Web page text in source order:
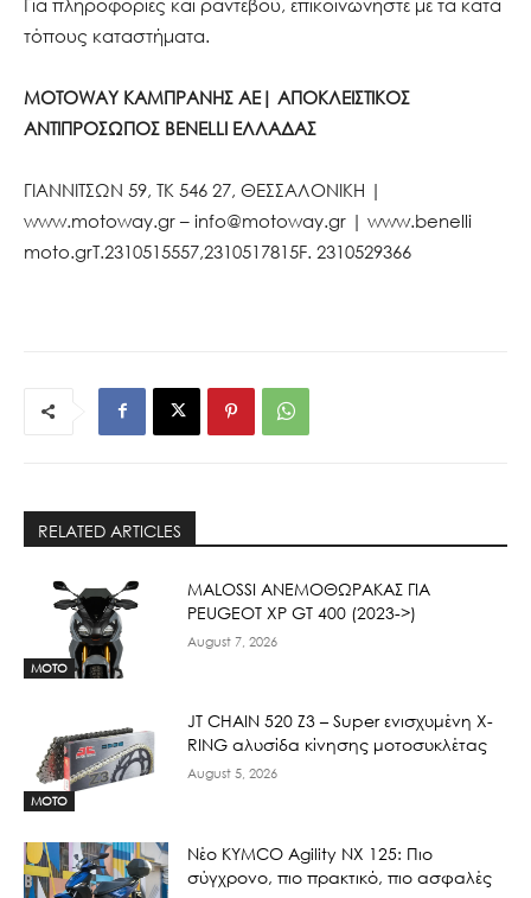
Για πληροφορίες και ραντεβού, επικοινωνήστε με τα κατά
τόπους καταστήματα.
MOTOWAY ΚΑΜΠΡΑΝΗΣ ΑΕ| ΑΠΟΚΛΕΙΣΤΙΚΟΣ
ΑΝΤΙΠΡΟΣΩΠΟΣ BENELLI ΕΛΛΑΔΑΣ
ΓΙΑΝΝΙΤΣΩΝ 59, ΤΚ 546 27, ΘΕΣΣΑΛΟΝΙΚΗ |
www.motoway.gr – info@motoway.gr | www.benelli
moto.grT.2310515557,2310517815F. 2310529366
RELATED ARTICLES
MOTO
ΜΑLOSSI ΑΝΕΜΟΘΩΡΑΚΑΣ ΓΙΑ
PEUGEOT XP GT 400 (2023->)
August 7, 2026
MOTO
JT CHAIN 520 Ζ3 – Super ενισχυμένη X-
RING αλυσίδα κίνησης μοτοσυκλέτας
August 5, 2026
Νέο KYMCO Agility NX 125: Πιο
σύγχρονο, πιο πρακτικό, πιο ασφαλές